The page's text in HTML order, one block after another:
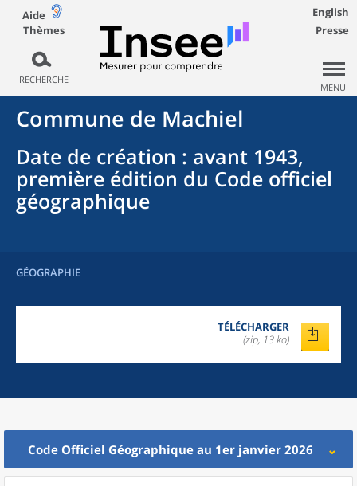
Aide
Thèmes
RECHERCHE
English
Presse
MENU
Commune de Machiel
Date de création : avant 1943,
première édition du Code officiel
géographique
GÉOGRAPHIE
TÉLÉCHARGER
(zip, 13 ko)
Code Officiel Géographique au 1er janvier 2026